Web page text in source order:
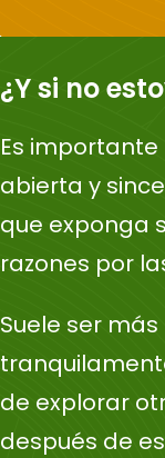
¿Y si no
Es
abierta y
que exponga
razones por
Suele ser
de explorar
después de